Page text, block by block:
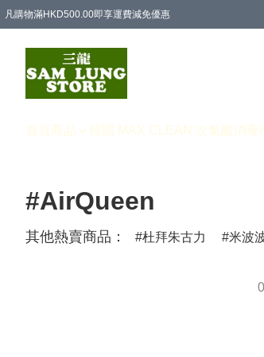
凡購物滿HKD500.00即享運費減免優惠
首頁 商品 韓國 MAX CLEAN 次氯酸消毒
#AirQueen
其他熱賣商品： 杜拜朱古力 米波